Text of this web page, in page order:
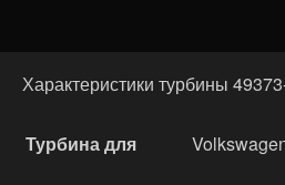
Характеристики турбины
Турбина для